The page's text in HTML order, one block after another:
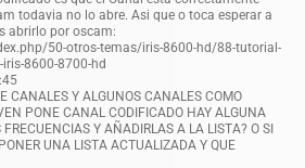
todavia no lo abre. Asi que o toca esperar a
abrirlo por oscam:
50-otros-temas/iris-8600-hd/88-tutorial-
8600-8700-hd
CANALES Y ALGUNOS CANALES COMO
PONE CANAL CODIFICADO HAY ALGUNA
Y AÑADIRLAS A LA LISTA? O SI
UNA LISTA ACTUALIZADA Y QUE